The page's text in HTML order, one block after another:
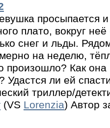
просыпается
плато, вокруг
снег и льды.
на неделю,
произошло? Как
Удастся ли ей
триллер/
(VS Lorenzia) Автор